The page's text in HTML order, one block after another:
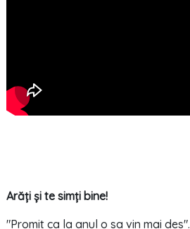
Arăți și te simți bine!
"Promit ca la anul o sa vin mai des".